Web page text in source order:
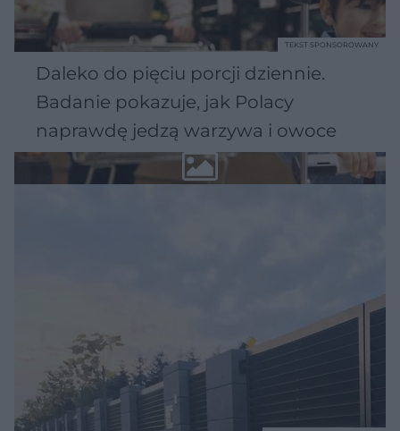
Daleko do pięciu porcji dziennie.
Badanie pokazuje, jak Polacy
naprawdę jedzą warzywa i owoce
TEKST SPONSOROWANY